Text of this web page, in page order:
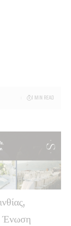
1 MIN READ
Ένωση